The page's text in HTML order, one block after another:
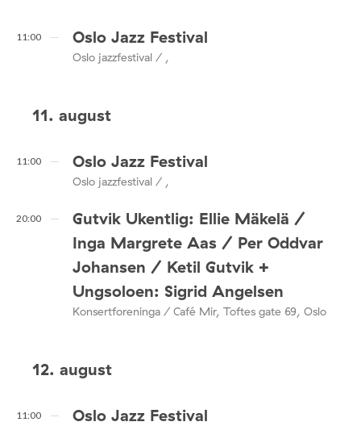
11:00 Oslo Jazz Festival
Oslo jazzfestival / ,
11. august
11:00 Oslo Jazz Festival
Oslo jazzfestival / ,
20:00
Gutvik Ukentlig: Ellie Mäkelä /
Inga Margrete Aas / Per Oddvar
Johansen / Ketil Gutvik +
Ungsoloen: Sigrid Angelsen
Konsertforeninga / Café Mir, Toftes gate 69, Oslo
12. august
11:00 Oslo Jazz Festival